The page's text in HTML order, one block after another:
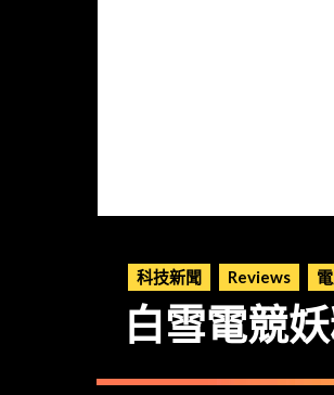
科技新聞 Reviews
白雪電競